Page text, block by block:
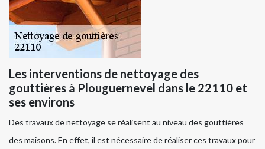
Les interventions de nettoyage des
gouttières à Plouguernevel dans le 22110 et
ses environs
Des travaux de nettoyage se réalisent au niveau des gouttières
des maisons. En effet, il est nécessaire de réaliser ces travaux pour